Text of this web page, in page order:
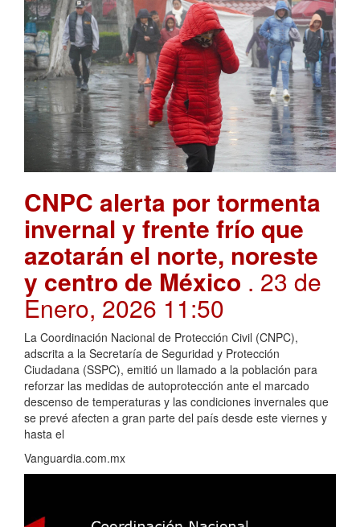
CNPC alerta por tormenta
invernal y frente frío que
azotarán el norte, noreste
y centro de México . 23 de
Enero, 2026 11:50
La Coordinación Nacional de Protección Civil (CNPC),
adscrita a la Secretaría de Seguridad y Protección
Ciudadana (SSPC), emitió un llamado a la población para
reforzar las medidas de autoprotección ante el marcado
descenso de temperaturas y las condiciones invernales que
se prevé afecten a gran parte del país desde este viernes y
hasta el
Vanguardia.com.mx